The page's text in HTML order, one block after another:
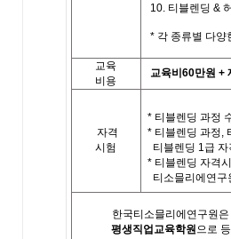
10.티 블렌딩 &
* 각 종류별 다양
교육
비용
교육비 60만원 +
자격
시험
* 티블렌딩 과정
* 티블렌딩 과정,
티블렌딩 1급
* 티블렌딩 자격
티소믈리에연
한국티소믈리에연구원
평생직업교육학원으로